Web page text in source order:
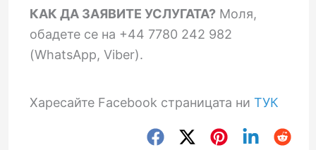
КАК ДА ЗАЯВИТЕ УСЛУГАТА?Моля,
обадете се на +44 7780 242 982
(WhatsApp, Viber).
Харесайте Facebook страницата ни ТУК